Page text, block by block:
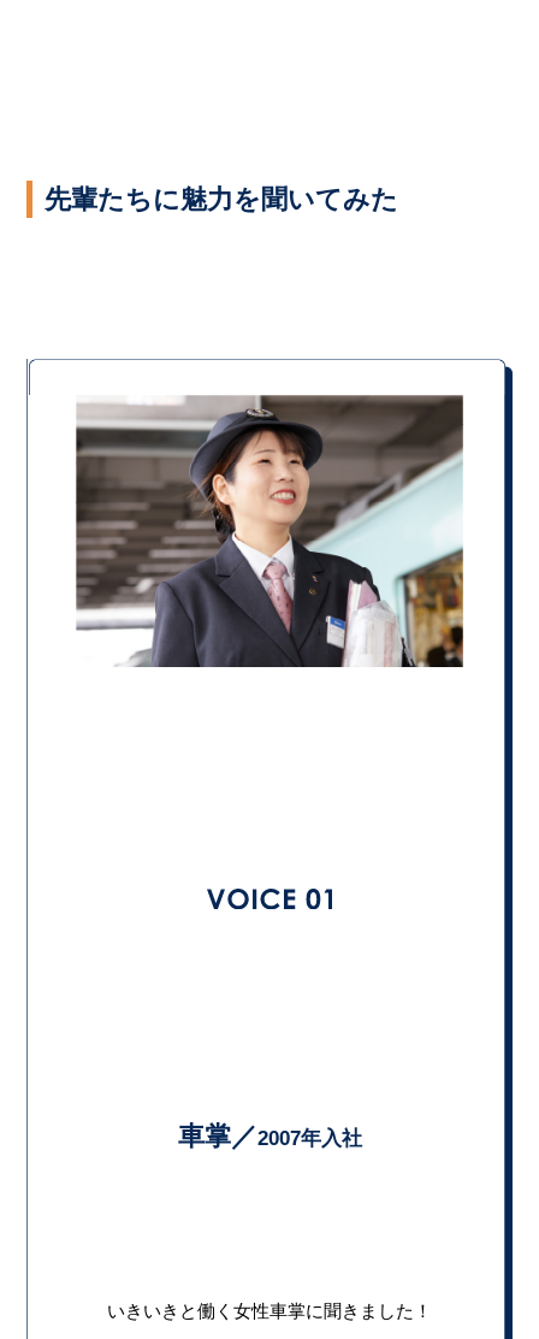
先輩たちに魅力を聞いてみた
車掌／2007年入社
いきいきと働く女性車掌に聞きました！